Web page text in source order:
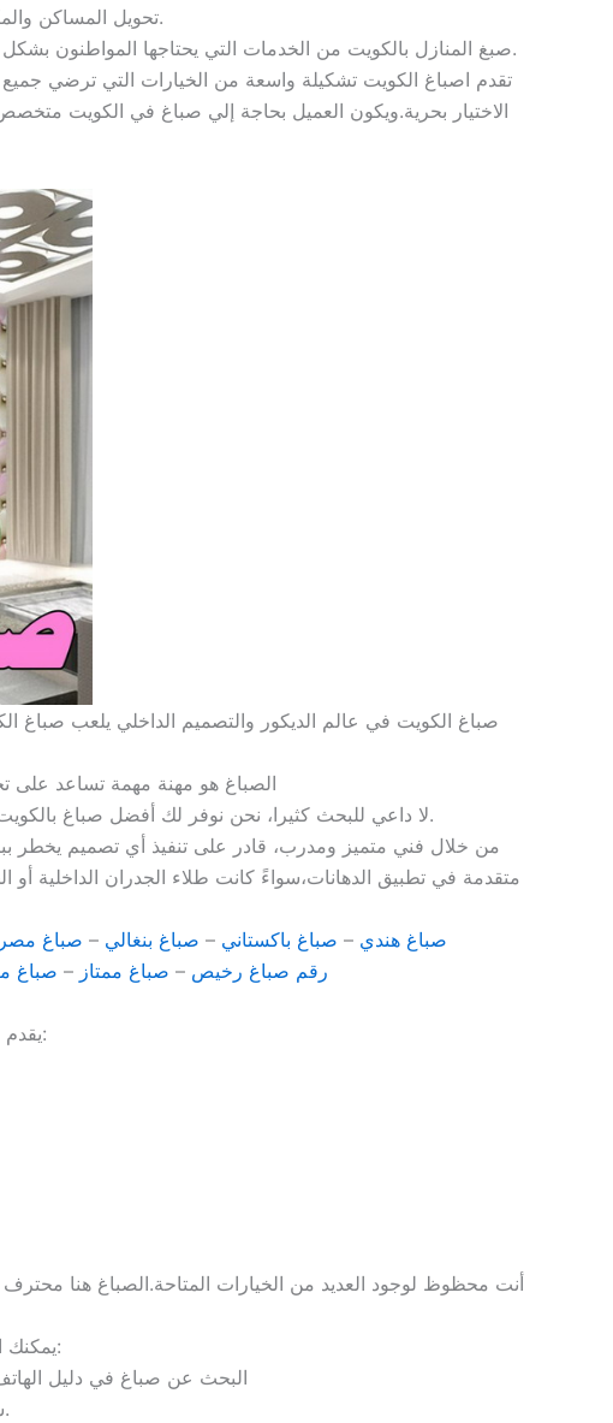
تحويل المساكن والمكاتب والمحال التجارية إلى أماكن جميلة ومريحة للعيش والعمل.
صبغ المنازل بالكويت من الخدمات التي يحتاجها المواطنون بشكل دائم رغبة في تنفيذ ديكورات وألوان وأصباغ جديدة في المنازل وأي مبنى سكني أو شركة أو فندق أو غير ذلك.
تقدم اصباغ الكويت تشكيلة واسعة من الخيارات التي ترضي جميع
الاختيار بحرية.ويكون العميل بحاجة إلي صباغ في الكويت
صباغ الكويت في عالم الديكور والتصميم الداخلي يلعب صباغ
الصباغ هو مهنة مهمة تساعد على
لا داعي للبحث كثيرا، نحن نوفر لك أفضل صباغ بالكويت. خدمات صباغة وتركيب ورق جدران وباركيه وجبس بورد علي أعلي مستوي من الحرفية والمهارة.
من خلال فني متميز ومدرب، قادر على تنفيذ أي تصميم يخطر
متقدمة في تطبيق الدهانات،سواءً كانت طلاء الجدران الداخلية
صباغ هندي – صباغ باكستاني – صباغ بنغالي – صباغ
رقم صباغ رخيص – صباغ ممتاز – صباغ
يقدم صباغ الكويت مجموعة متنوعة من الخدمات منها:
أنت محظوظ لوجود العديد من الخيارات المتاحة.الصباغ هنا
يمكنك التواصل مع صباغ الكويت من خلال عدة طرق منها:
البحث عن صباغ في دليل
سؤال أصدقائك أو عائلتك عن صباغ يثقون به.